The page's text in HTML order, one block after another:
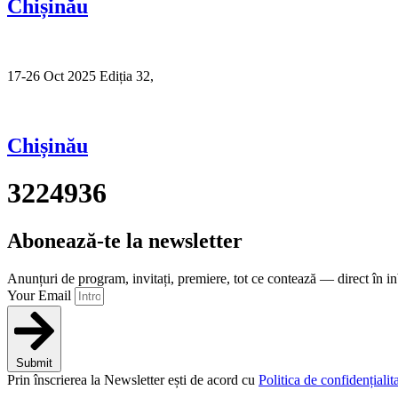
Chișinău
17-26 Oct 2025 Ediția 32,
Chișinău
3224936
Abonează-te la newsletter
Anunțuri de program, invitați, premiere, tot ce contează — direct în
Your Email
Submit
Prin înscrierea la Newsletter ești de acord cu Politica de